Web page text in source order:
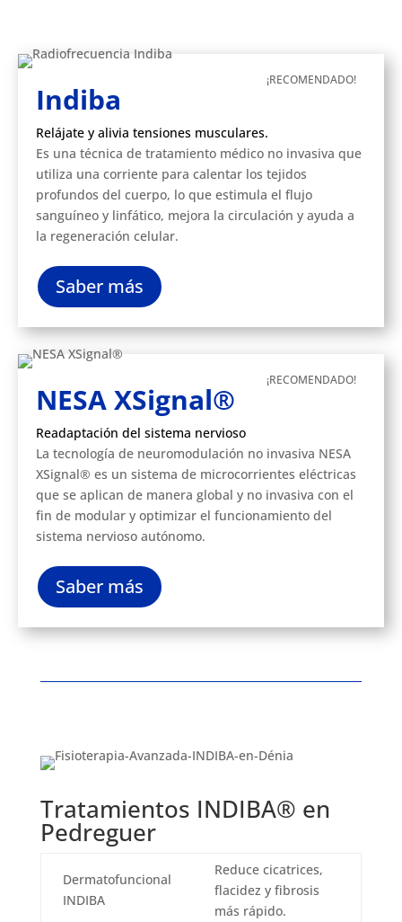
¡RECOMENDADO!
Indiba
Relájate y alivia tensiones musculares.
Es una técnica de tratamiento médico no invasiva que
utiliza una corriente para calentar los tejidos
profundos del cuerpo, lo que estimula el flujo
sanguíneo y linfático, mejora la circulación y ayuda a
la regeneración celular.
Saber más
¡RECOMENDADO!
NESA XSignal®
Readaptación del sistema nervioso
La tecnología de neuromodulación no invasiva NESA
XSignal® es un sistema de microcorrientes eléctricas
que se aplican de manera global y no invasiva con el
fin de modular y optimizar el funcionamiento del
sistema nervioso autónomo.
Saber más
Tratamientos INDIBA® en
Pedreguer
Dermatofuncional
INDIBA
Reduce cicatrices,
flacidez y fibrosis
más rápido.